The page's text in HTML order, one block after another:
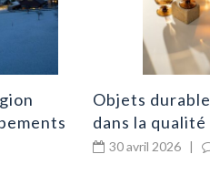
Objets
dans la
consommer
30 avril 2026 |